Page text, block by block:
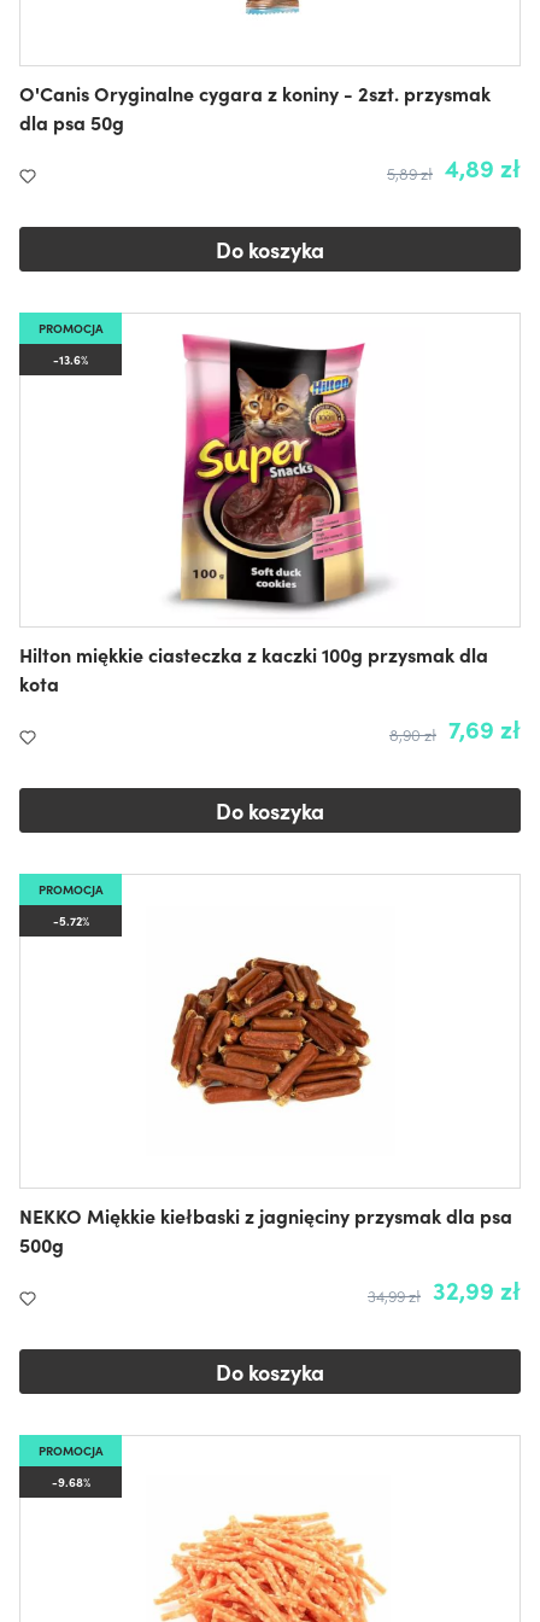
O'Canis Oryginalne cygara z koniny - 2szt. przysmak
dla psa 50g
4,89 zł
5,89 zł
Do koszyka
PROMOCJA
-13.6%
Hilton miękkie ciasteczka z kaczki 100g przysmak dla
kota
7,69 zł
8,90 zł
Do koszyka
PROMOCJA
-5.72%
NEKKO Miękkie kiełbaski z jagnięciny przysmak dla psa
500g
32,99 zł
34,99 zł
Do koszyka
PROMOCJA
-9.68%